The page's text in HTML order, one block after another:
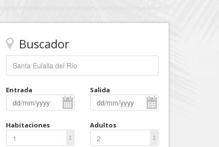
Buscador
Entrada Salida
Habitaciones
1
Adultos
2